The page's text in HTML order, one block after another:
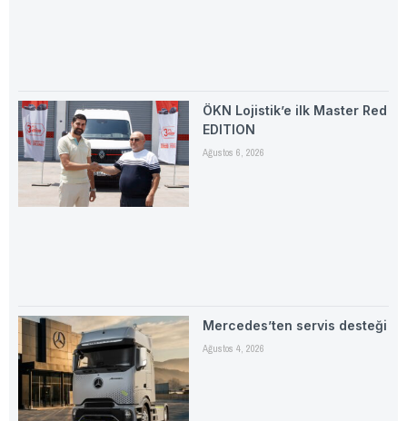
ÖKN Lojistik’e ilk Master Red
EDITION
Ağustos 6, 2026
Mercedes’ten servis desteği
Ağustos 4, 2026